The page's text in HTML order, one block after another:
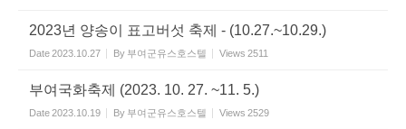
2023년 양송이 표고버섯 축제 - (10.27.~10.29.)
Date2023.10.27 By 부여군유스호스텔 Views 2511
부여국화축제 (2023. 10. 27. ~11. 5.)
Date2023.10.19 By 부여군유스호스텔 Views 2529